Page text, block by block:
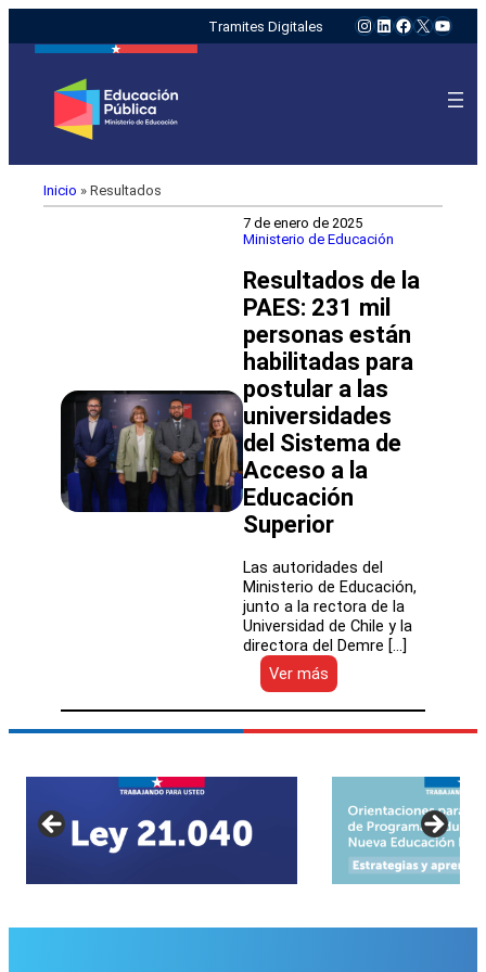
Tramites Digitales Instagram
LinkedIn
Facebook
X
Inicio » Resultados
7 de enero de 2025
Ministerio de Educación
Resultados de la
PAES: 231 mil
personas están
habilitadas para
postular a las
universidades
del Sistema de
Acceso a la
Educación
Superior
Las autoridades del
Ministerio de Educación,
junto a la rectora de la
Universidad de Chile y la
directora del Demre […]
Ver más
Resultados
de
la
personas
están
habilitadas
para
postular
las